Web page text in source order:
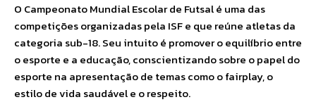
O Campeonato Mundial Escolar de Futsal é uma das
competições organizadas pela ISF e que reúne atletas da
categoria sub-18. Seu intuito é promover o equilíbrio entre
o esporte e a educação, conscientizando sobre o papel do
esporte na apresentação de temas como o fairplay, o
estilo de vida saudável e o respeito.